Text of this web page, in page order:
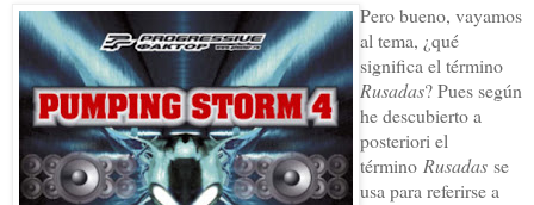
Pero bueno, vayamos
al tema, ¿qué
significa el término
Rusadas? Pues según
he descubierto a
posteriori el
término Rusadas se
usa para referirse a